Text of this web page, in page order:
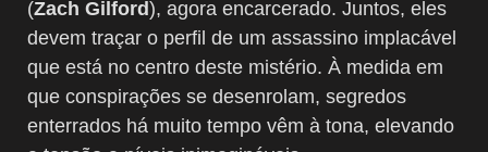
(Zach Gilford), agora encarcerado. Juntos, eles
devem traçar o perfil de um assassino implacável
que está no centro deste mistério. À medida em
que conspirações se desenrolam, segredos
enterrados há muito tempo vêm à tona, elevando